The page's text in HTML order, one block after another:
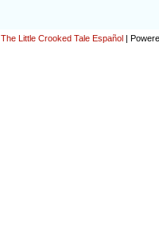
The Little Crooked Tale Español |